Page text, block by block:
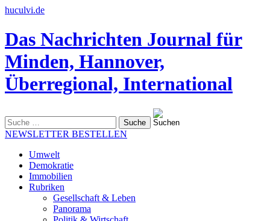
huculvi.de
Das Nachrichten Journal für
Minden, Hannover,
Überregional, International
nach:
NEWSLETTER BESTELLEN
Umwelt
Demokratie
Immobilien
Rubriken
Gesellschaft & Leben
Panorama